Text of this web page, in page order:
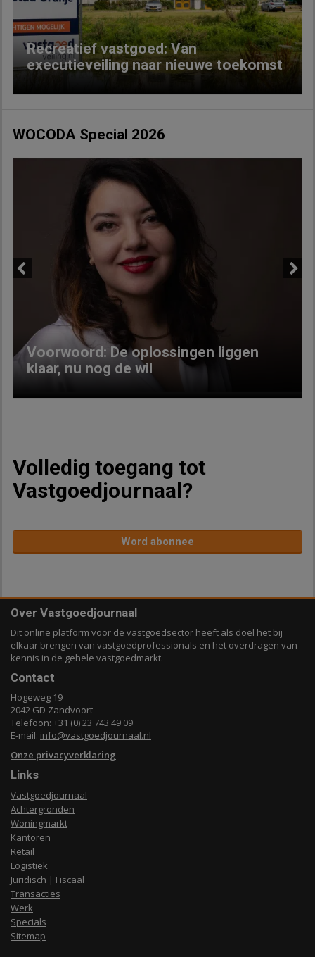
Recreatief vastgoed: Van
executieveiling naar nieuwe toekomst
WOCODA Special 2026
Voorwoord: De oplossingen liggen
klaar, nu nog de wil
Volledig toegang tot
Vastgoedjournaal?
Word abonnee
Over Vastgoedjournaal
Dit online platform voor de vastgoedsector heeft als doel het bij
elkaar brengen van vastgoedprofessionals en het overdragen van
kennis in de gehele vastgoedmarkt.
Contact
Hogeweg 19
2042 GD Zandvoort
Telefoon: +31 (0) 23 743 49 09
E-mail: info@vastgoedjournaal.nl
Onze privacyverklaring
Links
Vastgoedjournaal
Achtergronden
Woningmarkt
Kantoren
Retail
Logistiek
Juridisch | Fiscaal
Transacties
Werk
Specials
Sitemap